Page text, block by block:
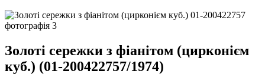
Золоті сережки з фіанітом (цирконієм
куб.) (01-200422757/1974)